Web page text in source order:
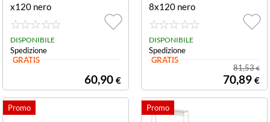
x120 nero
DISPONIBILE
Spedizione
GRATIS
60,90 €
8x120 nero
DISPONIBILE
Spedizione
GRATIS
81,53€
70,89 €